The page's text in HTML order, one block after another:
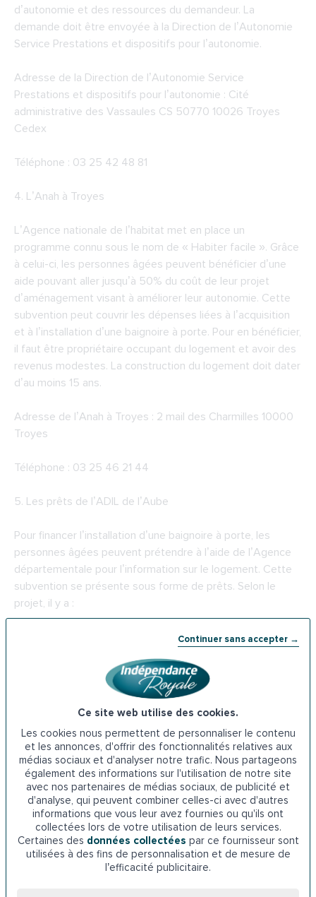
Continuer sans accepter →
Ce site web utilise des cookies.
Les cookies nous permettent de personnaliser le contenu
et les annonces, d'offrir des fonctionnalités relatives aux
médias sociaux et d'analyser notre trafic. Nous partageons
également des informations sur l'utilisation de notre site
avec nos partenaires de médias sociaux, de publicité et
d'analyse, qui peuvent combiner celles-ci avec d'autres
informations que vous leur avez fournies ou qu'ils ont
collectées lors de votre utilisation de leurs services.
Certaines des données collectées par ce fournisseur sont
utilisées à des fins de personnalisation et de mesure de
l’efficacité publicitaire.
d’autonomie et des ressources du demandeur. La
demande doit être envoyée à la Direction de l’Autonomie
Service Prestations et dispositifs pour l’autonomie.
Adresse de la Direction de l’Autonomie Service
Prestations et dispositifs pour l’autonomie : Cité
administrative des Vassaules CS 50770 10026 Troyes
Cedex
Téléphone : 03 25 42 48 81
4. L’Anah à Troyes
L’Agence nationale de l’habitat met en place un
programme connu sous le nom de « Habiter facile ». Grâce
à celui-ci, les personnes âgées peuvent bénéficier d’une
aide pouvant aller jusqu’à 50% du coût de leur projet
d’aménagement visant à améliorer leur autonomie. Cette
subvention peut couvrir les dépenses liées à l’acquisition
et à l’installation d’une baignoire à porte. Pour en bénéficier,
il faut être propriétaire occupant du logement et avoir des
revenus modestes. La construction du logement doit dater
d’au moins 15 ans.
Adresse de l’Anah à Troyes : 2 mail des Charmilles 10000
Troyes
Téléphone : 03 25 46 21 44
5. Les prêts de l’ADIL de l’Aube
Pour financer l’installation d’une baignoire à porte, les
personnes âgées peuvent prétendre à l’aide de l’Agence
départementale pour l’information sur le logement. Cette
subvention se présente sous forme de prêts. Selon le
projet, il y a :
· Le prêt travaux pour l’amélioration de l’habitat ;
· Le prêt social à l’amélioration de l’habitat.
Adresse de l’ADIL de l’Aube : 17 Rue Jean Louis Delaporte,
10000 Troyes
Téléphone : 03 25 73 42 05
6. La caisse de retraite à Troyes
La caisse de retraite finance aussi les travaux d’adaptation
de logement des seniors tels que l’installation d’une